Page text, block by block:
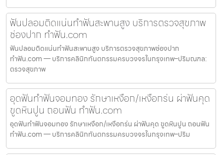
ฟันปลอมติดแน่นทำฟันสะพานสูง บริการตรวจสุขภาพ
ช่องปาก ทำฟัน.com
ฟันปลอมติดแน่นทำฟันสะพานสูง บริการตรวจสุขภาพช่องปาก
ทำฟัน.com — บริการคลินิกทันตกรรมครบวงจรในกรุงเทพ–ปริมณฑล:
ตรวจสุขภาพ
อุดฟันทำฟันจอมทอง รักษาเหงือก/เหงือกร่น ผ่าฟันคุด
ขูดหินปูน ถอนฟัน ทำฟัน.com
อุดฟันทำฟันจอมทอง รักษาเหงือก/เหงือกร่น ผ่าฟันคุด ขูดหินปูน ถอนฟัน
ทำฟัน.com — บริการคลินิกทันตกรรมครบวงจรในกรุงเทพ–ปริม